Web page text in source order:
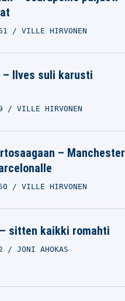
VILLE HIRVONEN
– Ilves suli karusti
VILLE HIRVONEN
– Manchester
VILLE HIRVONEN
sitten kaikki romahti
JONI AHOKAS